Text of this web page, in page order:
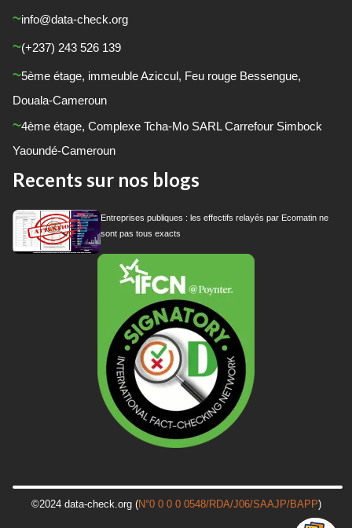
info@data-check.org
(+237) 243 526 139
5ème étage, immeuble Aziccul, Feu rouge Bessengue,
Douala-Cameroun
4ème étage, Complexe Tcha-Mo SARL Carrefour Simbock
Yaoundé-Cameroun
Recents sur nos blogs
Entreprises publiques : les effectifs relayés par Ecomatin ne
sont pas tous exacts
©2024 data-check.org (N°0 0 0 0 0548/RDA/J06/SAAJP/BAPP)